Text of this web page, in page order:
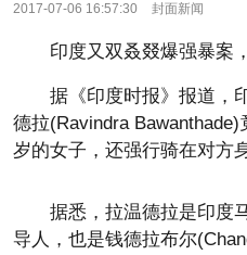
2017-07-06 16:57:30 封面新闻
印度又双叒叕爆强暴案
据《印度时报》报道，
德拉(Ravindra
岁的女子，还强行骑在对方
据悉，拉温德拉是印度
导人，也是钱德拉布尔